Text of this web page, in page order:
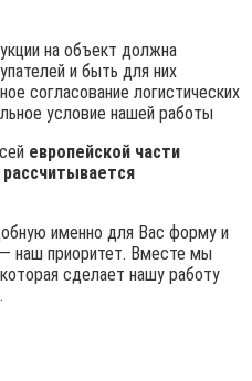
на объект должна
и быть для них
согласование логистических
условие нашей работы
европейской части
именно для Вас форму и
наш приоритет. Вместе мы
сделает нашу работу